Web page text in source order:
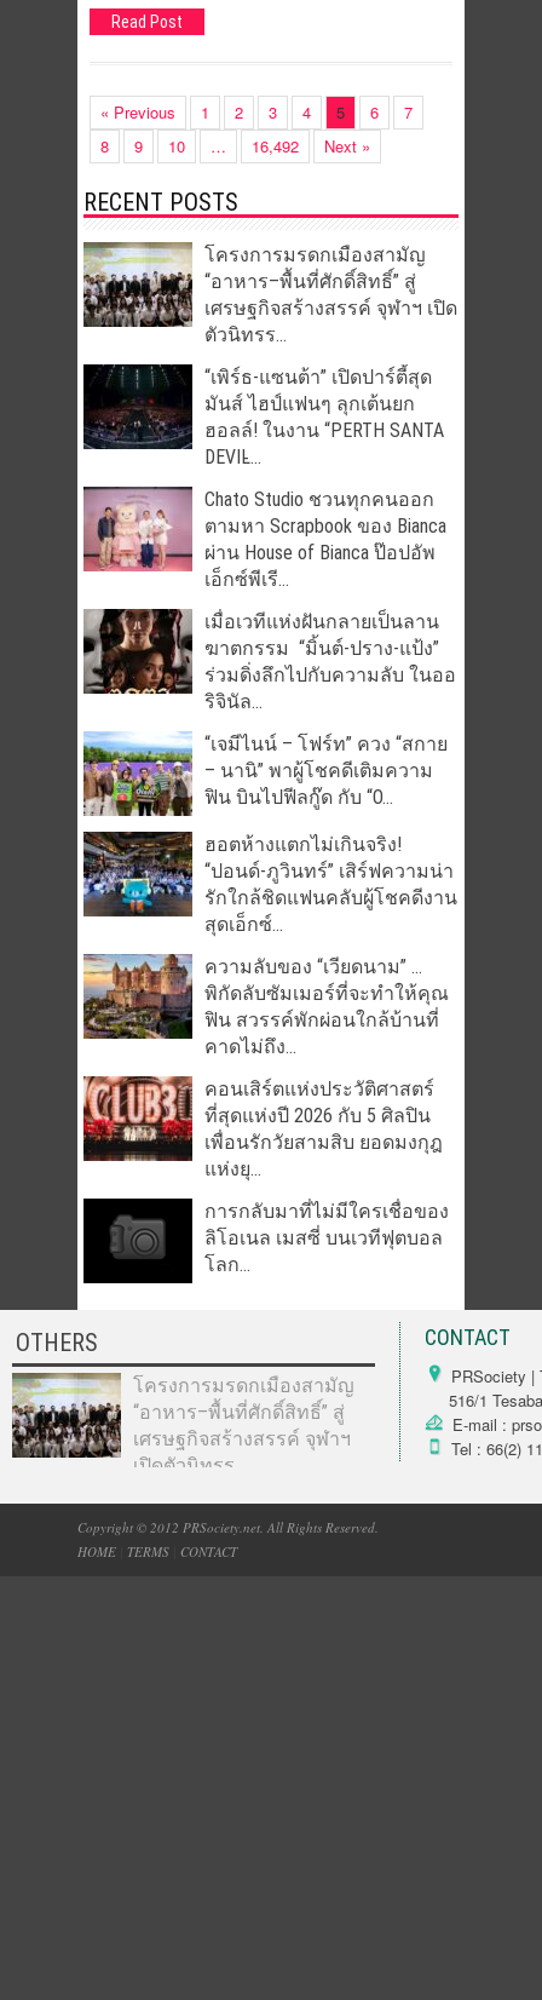
Read Post
« Previous 1 2 3 4 5 6
7
8
9 10 … 16,492 Next »
RECENT POSTS
โครงการมรดกเมืองสามัญ
“อาหาร–พื้นที่ศักดิ์สิทธิ์” สู่
เศรษฐกิจสร้างสรรค์ จุฬาฯ เปิด
ตัวนิทรร...
“เพิร์ธ-แซนต้า” เปิดปาร์ตี้สุด
มันส์ ไฮป์แฟนๆ ลุกเต้นยก
ฮอลล์! ในงาน “PERTH SANTA
DEVIL̵...
Chato Studio ชวนทุกคนออก
ตามหา Scrapbook ของ Bianca
ผ่าน House of Bianca ป๊อปอัพ
เอ็กซ์พีเรี...
เมื่อเวทีแห่งฝันกลายเป็นลาน
ฆาตกรรม “มิ้นต์-ปราง-แป้ง”
ร่วมดิ่งลึกไปกับความลับ ในออ
ริจินัล...
“เจมีไนน์ – โฟร์ท” ควง “สกาย
– นานิ” พาผู้โชคดีเติมความ
ฟิน บินไปฟีลกู๊ด กับ “O...
ฮอตห้างแตกไม่เกินจริง!
“ปอนด์-ภูวินทร์” เสิร์ฟความน่า
รักใกล้ชิดแฟนคลับผู้โชคดีงาน
สุดเอ็กซ์...
ความลับของ “เวียดนาม” …
พิกัดลับซัมเมอร์ที่จะทำให้คุณ
ฟิน สวรรค์พักผ่อนใกล้บ้านที่
คาดไม่ถึง...
คอนเสิร์ตแห่งประวัติศาสตร์
ที่สุดแห่งปี 2026 กับ 5 ศิลปิน
เพื่อนรักวัยสามสิบ ยอดมงกุฎ
แห่งยุ...
การกลับมาที่ไม่มีใครเชื่อของ
ลิโอเนล เมสซี่ บนเวทีฟุตบอล
โลก...
OTHERS
โครงการมรดกเมืองสามัญ
“อาหาร–พื้นที่ศักดิ์สิทธิ์” สู่
เศรษฐกิจสร้างสรรค์ จุฬาฯ
เปิดตัวนิทรร...
CONTACT
PRSociety |
516/1
E-mail :
Tel : 66(2)
Copyright © 2012 PRSociety.net. All Rights Reserved.
HOME
TERMS CONTACT